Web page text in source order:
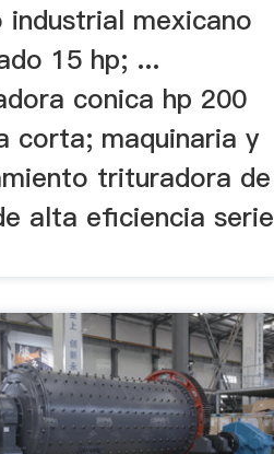
industrial mexicano
15 hp; ...
conica hp 200
corta; maquinaria y
trituradora de
alta eficiencia serie